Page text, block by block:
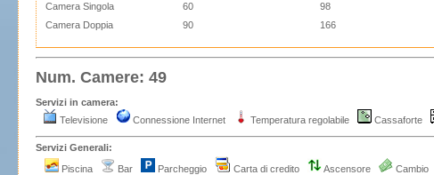
Camera Singola
60
98
Camera Doppia
90 166
Num. Camere: 49
Servizi in camera:
Televisione
Connessione Internet Temperatura regolabile Cassaforte
Servizi Generali:
Piscina
Bar Parcheggio Carta di credito Ascensore Cambio